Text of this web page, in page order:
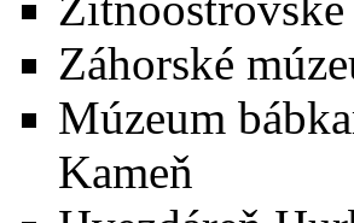
Záhorské
Múzeum
Kameň